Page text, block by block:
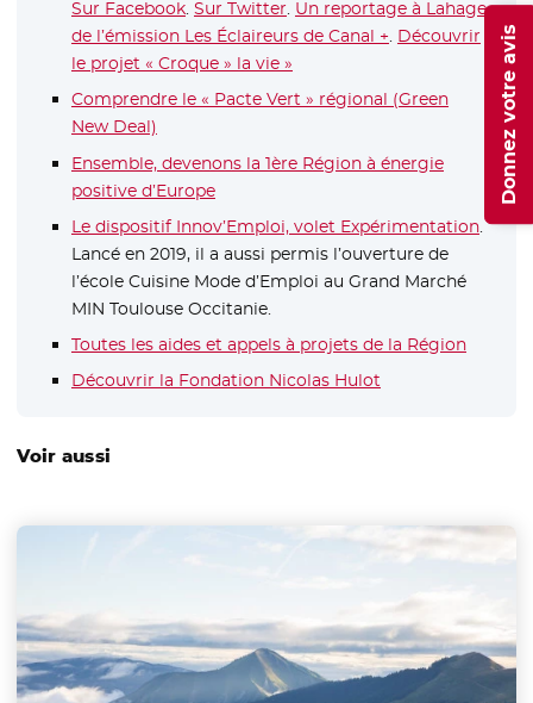
Sur Facebook- Nouvelle fenêtre
. Sur Twitter- Nouvelle fenêtre
. Un reportage à Lahage
de l’émission Les Éclaireurs de Canal +- Nouvelle
. Découvrir
le projet « Croque » la vie »
Comprendre le « Pacte Vert » régional (Green
New Deal)
Ensemble, devenons la 1ère Région à énergie
positive d’Europe
Le dispositif Innov’Emploi, volet Expérimentation.
Lancé en 2019, il a aussi permis l’ouverture de
l’école Cuisine Mode d’Emploi au Grand Marché
MIN Toulouse Occitanie.
Toutes les aides et appels à projets de la Région
Découvrir la Fondation Nicolas Hulot
Voir aussi
Donnez votre avis